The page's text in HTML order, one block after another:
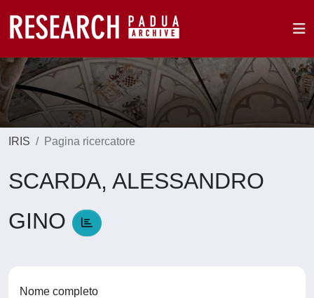
IRIS Pagina ricercatore
SCARDA, ALESSANDRO
GINO
Nome completo